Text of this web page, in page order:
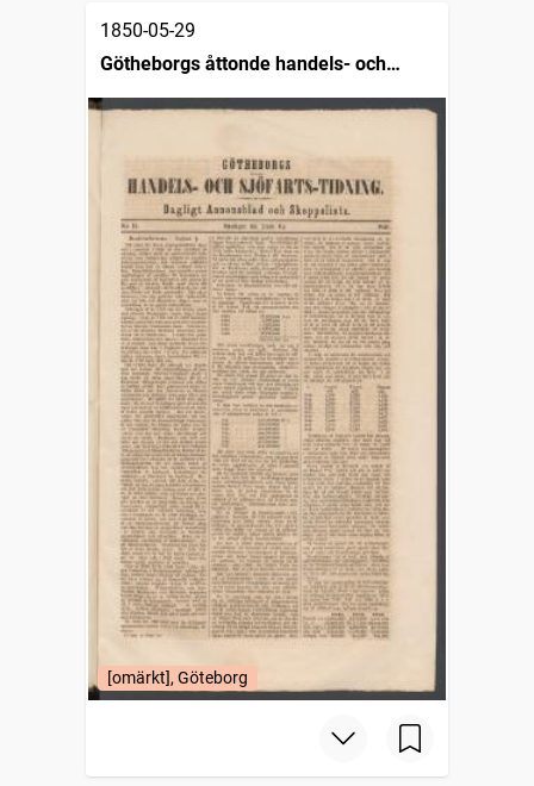
1850-05-29
Götheborgs åttonde handels- och
sjöfartstidning, dagligt annonsblad och
skeppslista
[omärkt], Göteborg